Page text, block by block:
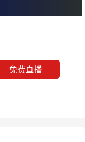
28
免费直播